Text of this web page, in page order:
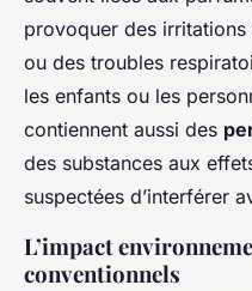
provoquer des
ou des troubles
les enfants ou les
contiennent aussi des
des substances aux
suspectées d’interférer
L’impact
conventionnels